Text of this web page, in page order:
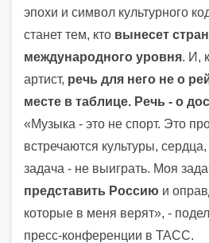
эпохи и символ культурного
станет тем, кто вынесет
международного уровня. И,
артист, речь для него не о
месте в таблице. Речь - о
«Музыка - это не спорт. Это
встречаются культуры,
задача - не выиграть. Моя
представить Россию и
которые в меня верят», -
пресс-конференции в ТАСС.